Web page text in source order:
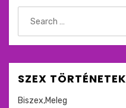
for:
SZEX TÖRTÉNETEK
Biszex,Meleg